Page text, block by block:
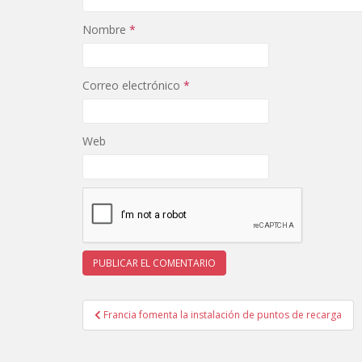
Nombre *
Correo electrónico *
Web
Navegación
de
Francia fomenta la instalación de puntos de recarga